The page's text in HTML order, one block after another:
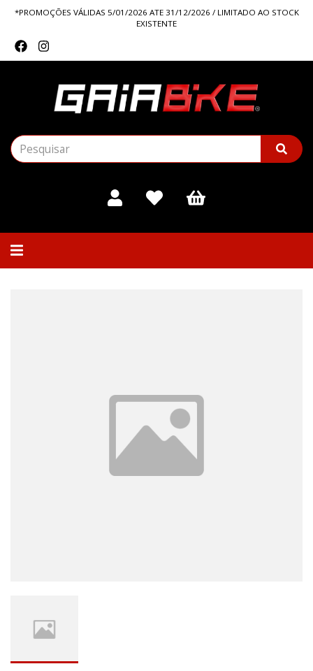
*PROMOÇÕES VÁLIDAS 5/01/2026 ATE 31/12/2026 / LIMITADO AO STOCK
EXISTENTE
Alternar